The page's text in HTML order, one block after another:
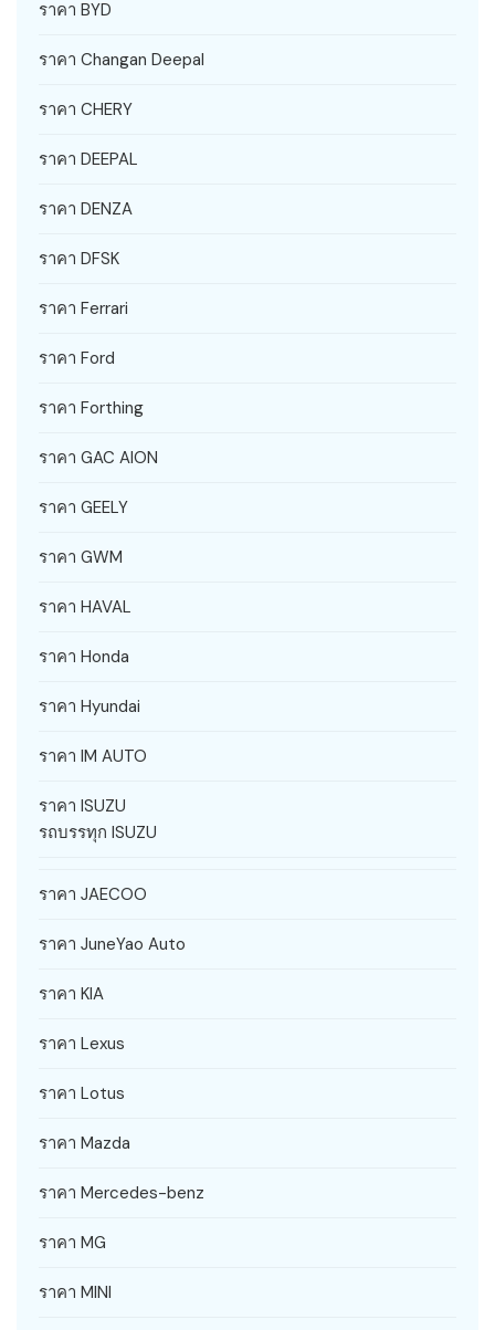
ราคา BYD
ราคา Changan Deepal
ราคา CHERY
ราคา DEEPAL
ราคา DENZA
ราคา DFSK
ราคา Ferrari
ราคา Ford
ราคา Forthing
ราคา GAC AION
ราคา GEELY
ราคา GWM
ราคา HAVAL
ราคา Honda
ราคา Hyundai
ราคา IM AUTO
ราคา ISUZU
รถบรรทุก ISUZU
ราคา JAECOO
ราคา JuneYao Auto
ราคา KIA
ราคา Lexus
ราคา Lotus
ราคา Mazda
ราคา Mercedes-benz
ราคา MG
ราคา MINI